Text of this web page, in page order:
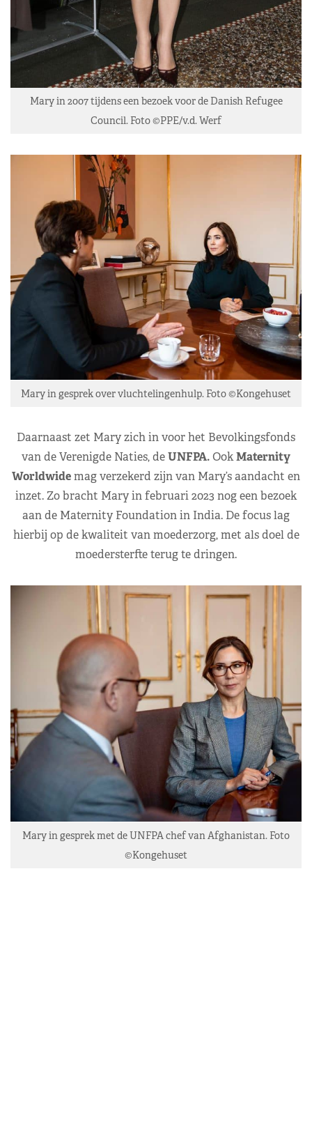
Mary in 2007 tijdens een bezoek voor de Danish Refugee
Council. Foto ©PPE/v.d. Werf
Mary in gesprek over vluchtelingenhulp. Foto ©Kongehuset
Daarnaast zet Mary zich in voor het Bevolkingsfonds
van de Verenigde Naties, deUNFPA. OokMaternity
Worldwidemag verzekerd zijn van Mary’s aandacht en
inzet. Zo bracht Mary in februari 2023 nog een bezoek
aan de Maternity Foundation in India. De focus lag
hierbij op de kwaliteit van moederzorg, met als doel de
moedersterfte terug te dringen.
Mary in gesprek met de UNFPA chef van Afghanistan. Foto
©Kongehuset